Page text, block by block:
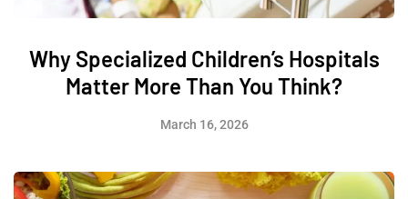
Why Specialized Children’s Hospitals
Matter More Than You Think?
March 16, 2026